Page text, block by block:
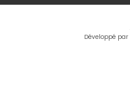
Développé par